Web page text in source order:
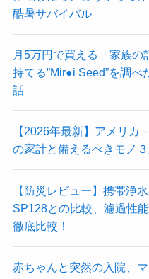
酷暑サバイバル
月5万円で買える「家族
持てる”Mir●i Seed”を調
話
【2026年最新】アメリカ
の家計と備えるべきモノ３
【防災レビュー】携帯浄
SP128との比較、濾過性
徹底比較！
赤ちゃんと突然の入院、